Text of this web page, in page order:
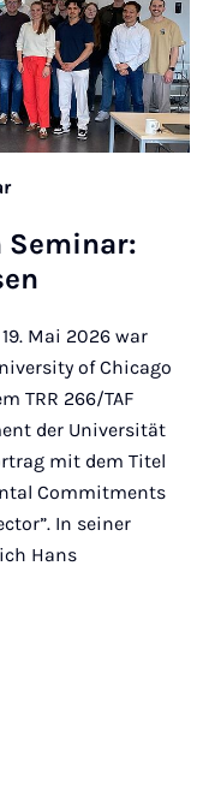
Se­mi­nar:
Mai 2026 war
of Chicago
TRR 266/TAF
der Universität
mit dem Titel
Commitments
In seiner
Hans